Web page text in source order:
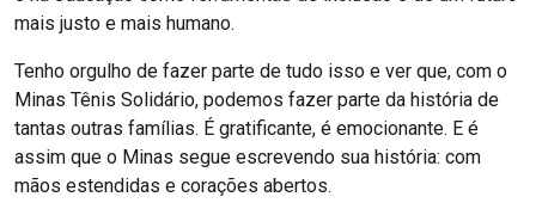
mais justo e mais humano.
Tenho orgulho de fazer parte de tudo isso e ver que, com o
Minas Tênis Solidário, podemos fazer parte da história de
tantas outras famílias. É gratificante, é emocionante. E é
assim que o Minas segue escrevendo sua história: com
mãos estendidas e corações abertos.